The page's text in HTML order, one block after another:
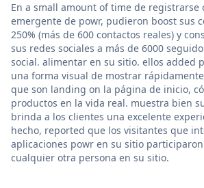
En a small amount of time de registrarse
emergente de powr, pudieron boost sus
250% (más de 600 contactos reales) y
sus redes sociales a más de 6000
social. alimentar en su sitio. ellos added
una forma visual de mostrar
que son landing on la página de inicio,
productos en la vida real. muestra bien
brinda a los clientes una excelente
hecho, reported que los visitantes que
aplicaciones powr en su sitio
cualquier otra persona en su sitio.